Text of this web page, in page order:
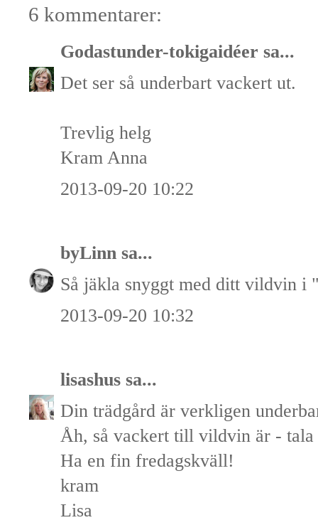
6 kommentarer:
Godastunder-tokigaidéer sa...
Det ser så underbart vackert ut.
Trevlig helg
Kram Anna
2013-09-20 10:22
byLinn sa...
Så jäkla snyggt med ditt vildvin i
2013-09-20 10:32
lisashus sa...
Din trädgård är verkligen
Åh, så vackert till vildvin är -
Ha en fin fredagskväll!
kram
Lisa